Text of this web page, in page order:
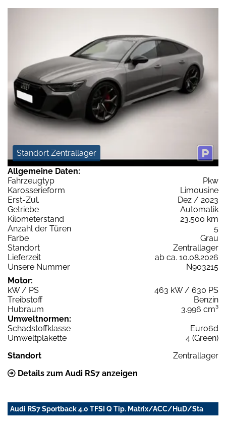
Standort Zentrallager
Allgemeine Daten:
Fahrzeugtyp
Pkw
Karosserieform
Limousine
Erst-Zul.
Dez / 2023
Getriebe
Automatik
Kilometerstand
23.500 km
Anzahl der Türen
5
Farbe
Grau
Standort
Zentrallager
Lieferzeit
ab ca. 10.08.2026
Unsere Nummer
N903215
Motor:
kW / PS
463 kW / 630 PS
Treibstoff
Benzin
Hubraum
3.996 cm³
Umweltnormen:
Schadstoffklasse
Euro6d
Umweltplakette
4 (Green)
Standort
Zentrallager
Details zum Audi RS7 anzeigen
Audi RS7 Sportback 4.0 TFSI Q Tip. Matrix/ACC/HuD/Sta